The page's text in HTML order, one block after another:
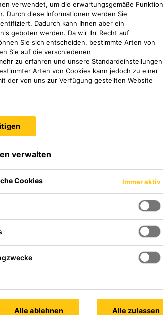
EN 13108-1
der
verwendet, um die erwartungsgemäße Funktion
Durch diese Informationen werden Sie
Dadurch kann Ihnen aber ein
geboten werden. Da wir Ihr Recht auf
Sie sich entscheiden, bestimmte Arten von
Sie auf die verschiedenen
zu erfahren und unsere Standardeinstellungen
Arten von Cookies kann jedoch zu einer
der von uns zur Verfügung gestellten Website
verwalten
Cookies Immer aktiv
Alle ablehnen Alle zulassen